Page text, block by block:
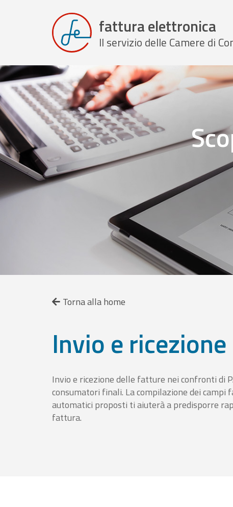
fattura elettronica
Il servizio delle Camere di
Torna alla home
Invio e ricezione
Invio e ricezione delle fatture nei confronti di
consumatori finali. La compilazione dei campi
automatici proposti ti aiuterà a predisporre
fattura.